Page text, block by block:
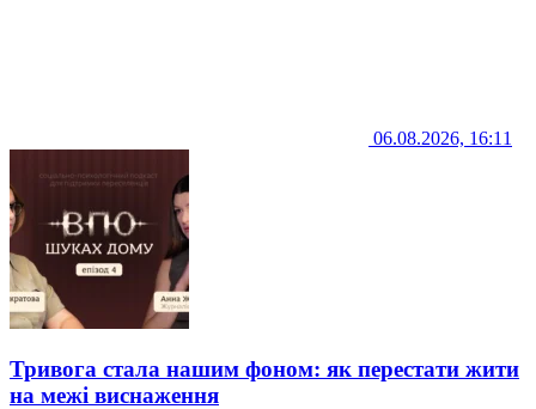
06.08.2026, 16:11
Тривога стала нашим фоном: як перестати жити
на межі виснаження